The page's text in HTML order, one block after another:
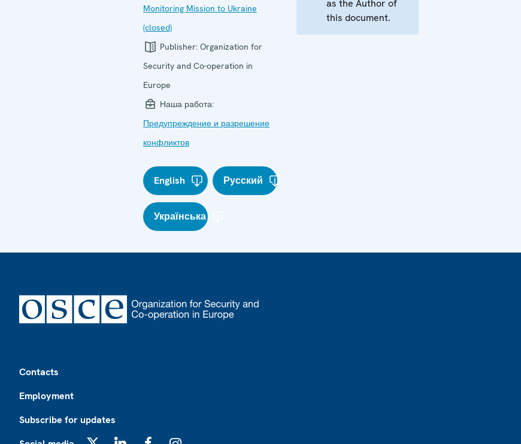
Monitoring Mission to Ukraine
(closed)
Publisher: Organization for
Security and Co-operation in
Europe
Наша работа:
Предупреждение и разрешение
конфликтов
English Русский
Українська
as the Author of
this document.
Contacts
Employment
Subscribe for updates